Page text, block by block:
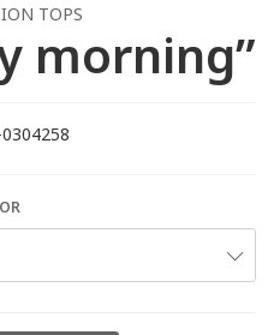
TOPS
morning”